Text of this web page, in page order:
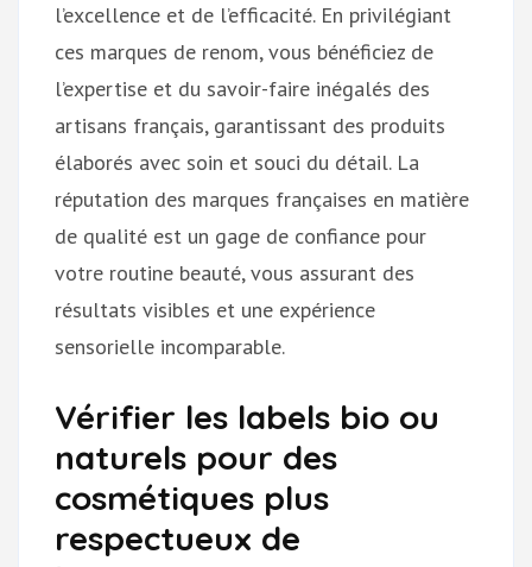
l’excellence et de l’efficacité. En privilégiant
ces marques de renom, vous bénéficiez de
l’expertise et du savoir-faire inégalés des
artisans français, garantissant des produits
élaborés avec soin et souci du détail. La
réputation des marques françaises en matière
de qualité est un gage de confiance pour
votre routine beauté, vous assurant des
résultats visibles et une expérience
sensorielle incomparable.
Vérifier les labels bio ou
naturels pour des
cosmétiques plus
respectueux de